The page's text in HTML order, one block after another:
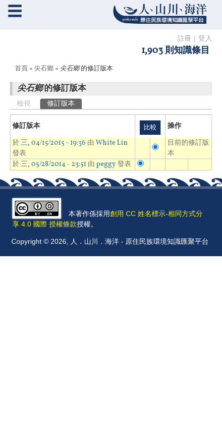
註冊 登入
1,903 則知識條目
☰
您在這裡
首頁 » 尖石鄉 » 尖石鄉的修訂版本
尖石鄉的修訂版本
主要索引標籤
檢視 修訂版本
修訂版本
操作
於三, 04/15/2015 - 19:36 由 White Lin
發表
目前的修訂版
本
於三, 05/28/2014 - 23:51 由 peggy發表
本著作係採用創用 CC 姓名標示-相同方式分
享 4.0 國際 授權條款授權。
Copyright © 2026, 人．山川．海洋 - 原住民族環境知識匯聚平台